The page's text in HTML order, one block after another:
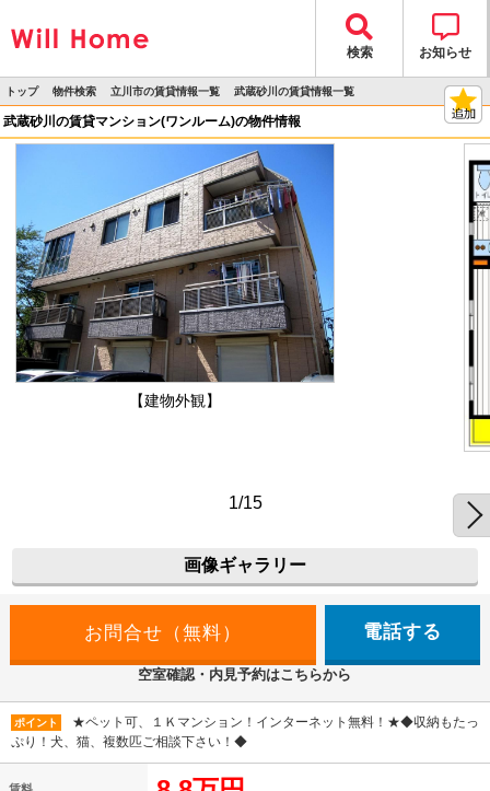
検索 お知らせ
トップ
>
物件検索
>
立川市の賃貸情報一覧
>
武蔵砂川の賃貸情報一覧
>
武蔵砂川の賃貸マンション(ワンルーム)の物件情報
【建物外観】
1/15
画像ギャラリー
電話する
空室確認・内見予約はこちらから
ポイント
★ペット可、１Ｋマンション！インターネット無料！★◆収納もたっ
ぷり！犬、猫、複数匹ご相談下さい！◆